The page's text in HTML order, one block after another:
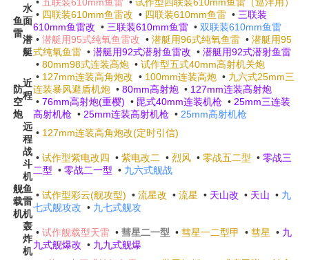
鱼
雷
水
面
• 五联装610mm鱼雷 • 试作型四联装610mm鱼雷（巡洋用）
• 四联装610mm鱼雷改 • 四联装610mm鱼雷 • 三联装
610mm鱼雷改 • 三联装610mm鱼雷 • 双联装610mm鱼雷
潜
艇
• 潜艇用95式纯氧鱼雷改 • 潜艇用96式纯氧鱼雷 • 潜艇用95
式纯氧鱼雷 • 潜艇用92式潜射鱼雷改 • 潜艇用92式潜射鱼雷
防
空
炮
近
程
• 80mm98式连装高炮 • 试作型五式40mm高射机关炮
• 127mm连装高角炮改 • 100mm连装高炮 • 九六式25mm三
连装暴风避盾机炮 • 80mm高射炮 • 127mm连装高射炮
• 76mm高射炮(重樱) • 毘式40mm连装机枪 • 25mm三连装
高射机枪 • 25mm连装高射机枪 • 25mm高射机枪
远
程
• 127mm连装高角炮改(定时引信)
舰
载
机
战
斗
机
• 试作型紫电改四 • 紫电改二 • 烈风 • 零战五二型 • 零战三
二型 • 零战二一型 • 九六式舰战
鱼
雷
机
• 试作型彩云(舰攻型) • 流星改 • 流星 • 天山改 • 天山 • 九
七式舰攻改 • 九七式舰攻
轰
炸
机
• 试作舰载型天雷 • 彗星二一型 • 彗星一二型甲 • 彗星 • 九
九式舰爆改 • 九九式舰爆